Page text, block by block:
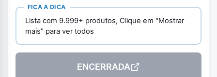
FICA A DICA
Lista com 9.999+ produtos, Clique em "Mostrar
mais" para ver todos
ENCERRADA